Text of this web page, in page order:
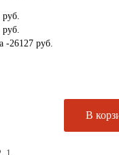
-26127 руб.